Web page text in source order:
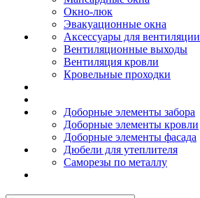
Окно-люк
Эвакуационные окна
Аксессуары для вентиляции
Вентиляционные выходы
Вентиляция кровли
Кровельные проходки
Доборные элементы забора
Доборные элементы кровли
Доборные элементы фасада
Дюбели для утеплителя
Саморезы по металлу